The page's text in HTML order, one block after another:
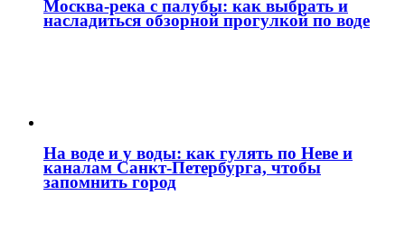
Москва‑река с палубы: как выбрать и
насладиться обзорной прогулкой по воде
На воде и у воды: как гулять по Неве и
каналам Санкт‑Петербурга, чтобы
запомнить город